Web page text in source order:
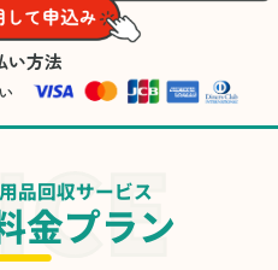
い方法
品回収サービス
金プラン